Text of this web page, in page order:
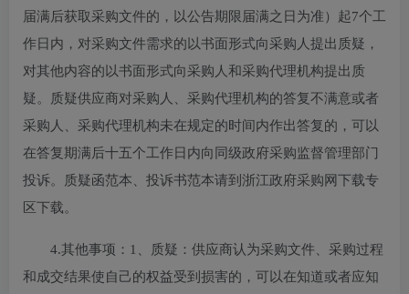
届满后获取采购文件的，以公告期限届满之日为准）起7个工
作日内，对采购文件需求的以书面形式向采购人提出质疑，
对其他内容的以书面形式向采购人和采购代理机构提出质
疑。质疑供应商对采购人、采购代理机构的答复不满意或者
采购人、采购代理机构未在规定的时间内作出答复的，可以
在答复期满后十五个工作日内向同级政府采购监督管理部门
投诉。质疑函范本、投诉书范本请到浙江政府采购网下载专
区下载。
4.其他事项： 1、质疑：供应商认为采购文件、采购过程
和成交结果使自己的权益受到损害的，可以在知道或者应知